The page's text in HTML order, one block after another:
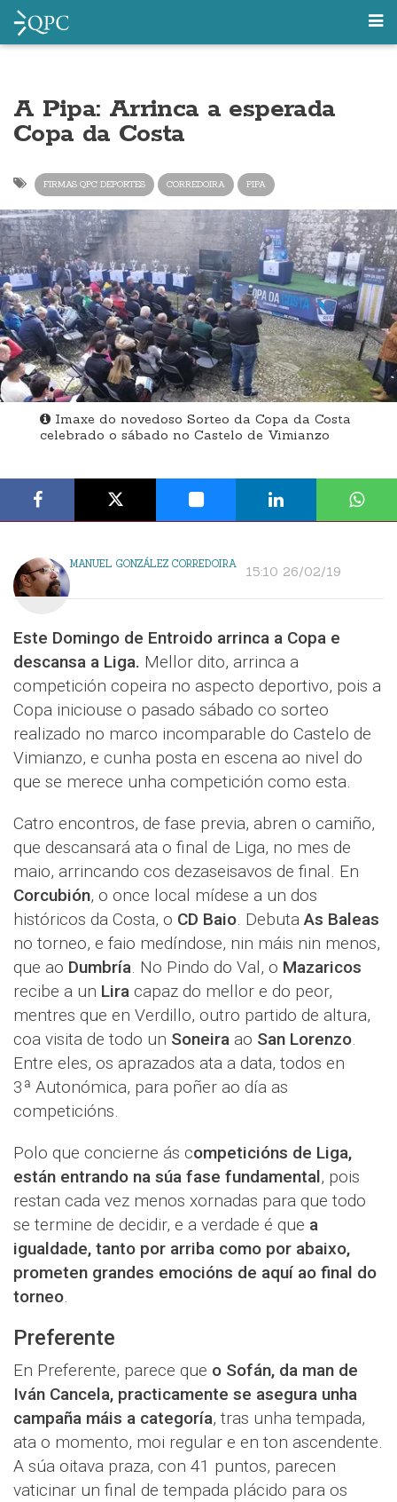
A Pipa: Arrinca a esperada
Copa da Costa
FIRMAS QPC DEPORTES CORREDOIRA PIPA
Imaxe do novedoso Sorteo da Copa da Costa
celebrado o sábado no Castelo de Vimianzo
MANUEL GONZÁLEZ CORREDOIRA 15:10 26/02/19
Este Domingo de Entroido arrinca a Copa e
descansa a Liga. Mellor dito, arrinca a
competición copeira no aspecto deportivo, pois a
Copa iniciouse o pasado sábado co sorteo
realizado no marco incomparable do Castelo de
Vimianzo, e cunha posta en escena ao nivel do
que se merece unha competición como esta.
Catro encontros, de fase previa, abren o camiño,
que descansará ata o final de Liga, no mes de
maio, arrincando cos dezaseisavos de final. En
Corcubión, o once local mídese a un dos
históricos da Costa, o CD Baio. DebutaAs Baleas
no torneo, e faio medíndose, nin máis nin menos,
que ao Dumbría. No Pindo do Val, o Mazaricos
recibe a un Lira capaz do mellor e do peor,
mentres que en Verdillo, outro partido de altura,
coa visita de todo un Soneira ao San Lorenzo.
Entre eles, os aprazados ata a data, todos en
3ª Autonómica, para poñer ao día as
competicións.
Polo que concierne ás competicións de Liga,
están entrando na súa fase fundamental, pois
restan cada vez menos xornadas para que todo
se termine de decidir, e a verdade é que a
igualdade, tanto por arriba como por abaixo,
prometen grandes emocións de aquí ao final do
torneo.
Preferente
En Preferente, parece que o Sofán, da man de
Iván Cancela, practicamente se asegura unha
campaña máis a categoría, tras unha tempada,
ata o momento, moi regular e en ton ascendente.
A súa oitava praza, con 41 puntos, parecen
vaticinar un final de tempada plácido para os